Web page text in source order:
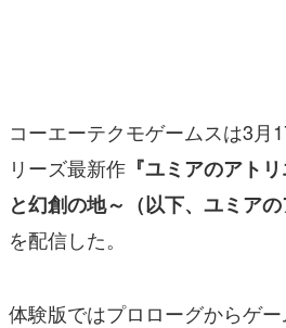
その他
電ファミニコゲーマーとは？
運営：株式会社マレ
コーエーテクモゲームスは3月
リーズ最新作 『ユミアのアト
と幻創の地～（以下、ユミアの
を配信した。
体験版ではプロローグからゲ